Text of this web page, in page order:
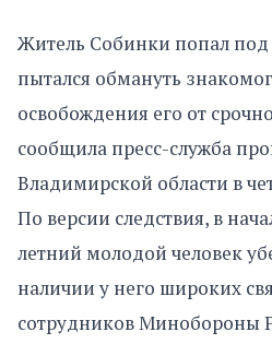
Житель Собинки попал под
пытался обмануть
освобождения его от
сообщила пресс-служба
Владимирской области в
По версии следствия, в
летний молодой человек
наличии у него широких
сотрудников Минобороны